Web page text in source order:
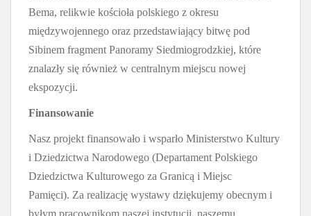
Bema, relikwie kościoła polskiego z okresu
międzywojennego oraz przedstawiający bitwę pod
Sibinem fragment Panoramy Siedmiogrodzkiej, które
znalazły się również w centralnym miejscu nowej
ekspozycji.
Finansowanie
Nasz projekt finansowało i wsparło Ministerstwo Kultury
i Dziedzictwa Narodowego (Departament Polskiego
Dziedzictwa Kulturowego za Granicą i Miejsc
Pamięci). Za realizację wystawy dziękujemy obecnym i
byłym pracownikom naszej instytucji, naszemu